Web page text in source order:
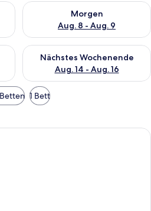
für heute Nacht, Aug. 7 - Aug. 8.
Morgen
Aug. 8 - Aug. 9
Überprüfe die Verfügbarkeit
für dieses Wochenende, Aug. 7
Nächstes Wochenende
Aug. 14 - Aug. 16
Überprüfe die Verfügbarkeit
1 Bett
Ein Hotelzimmer mit zwei Betten,